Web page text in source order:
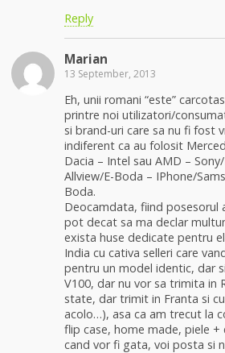
Reply
Marian
13 September, 2013
Eh, unii romani “este”
printre noi utilizatori/
si brand-uri care sa nu fi fost
indiferent ca au folosit
Dacia – Intel sau AMD –
Allview/E-Boda – IPhone/
Boda.
Deocamdata, fiind posesorul
pot decat sa ma declar
exista huse dedicate pentru
India cu cativa selleri care
pentru un model identic, dar
V100, dar nu vor sa trimita in
state, dar trimit in Franta si
acolo…), asa ca am trecut la
flip case, home made, piele +
cand vor fi gata, voi posta si